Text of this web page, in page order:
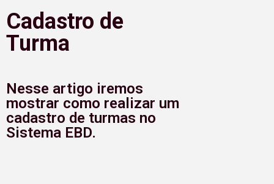
Cadastro de
Turma
Nesse artigo iremos
mostrar como realizar um
cadastro de turmas no
Sistema EBD.